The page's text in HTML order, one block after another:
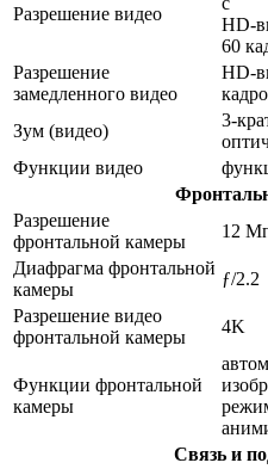
Разрешение видео
HD-
60
Разрешение
замедленного видео
HD-
Зум (видео)
3-
Функции видео
Разрешение
фронтальной камеры
12
Диафрагма фронтальной
камеры
ƒ/2.2
Разрешение видео
фронтальной камеры
4K
Функции фронтальной
камеры
Связь и